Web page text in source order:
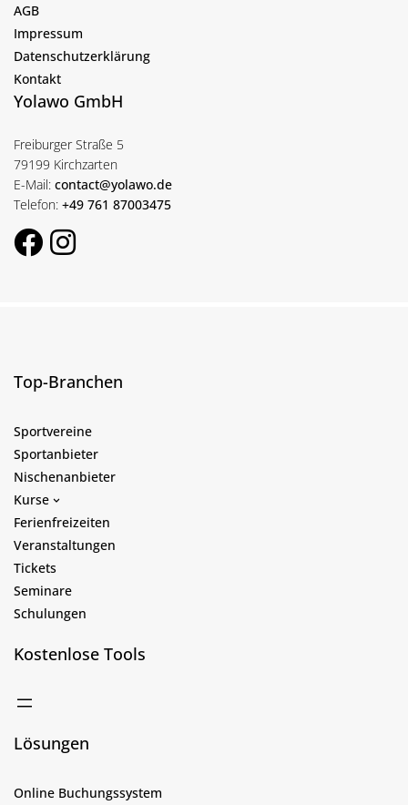
AGB
Impressum
Datenschutzerklärung
Kontakt
Yolawo GmbH
Freiburger Straße 5
79199 Kirchzarten
E-Mail: contact@yolawo.de
Telefon: +49 761 87003475
Top-Branchen
Sportvereine
Sportanbieter
Nischenanbieter
Kurse
Ferienfreizeiten
Veranstaltungen
Tickets
Seminare
Schulungen
Kostenlose Tools
Lösungen
Online Buchungssystem